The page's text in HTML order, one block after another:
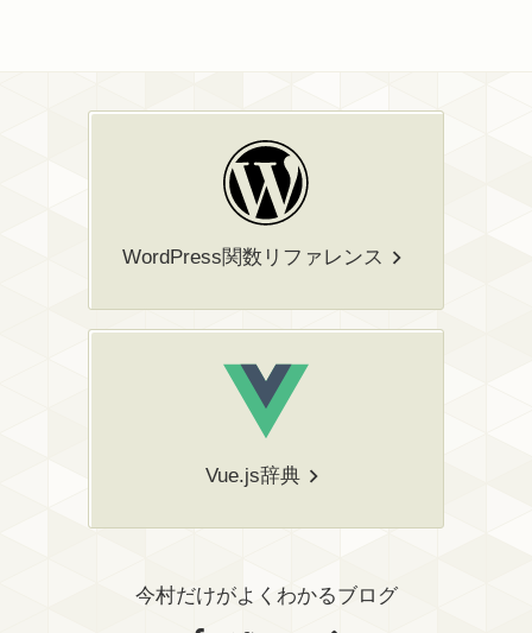
WordPress関数リファレンス
Vue.js辞典
今村だけがよくわかるブログ